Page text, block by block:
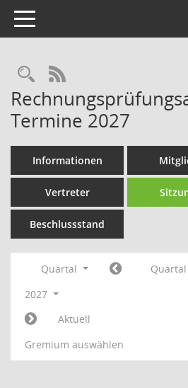
Toggle navigation
Rechercheauswahl
RSS-Feed
Termine 2027
Informationen
Vertreter
Beschlussstand
Quartal
2027
Aktuell
Gremium auswählen